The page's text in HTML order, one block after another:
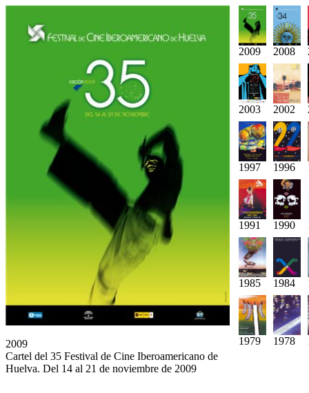
2009
Cartel del 35 Festival de Cine Iberoamericano de
Huelva. Del 14 al 21 de noviembre de 2009
2009 2008
2003 2002
1997 1996
1991 1990
1985 1984
1979 1978